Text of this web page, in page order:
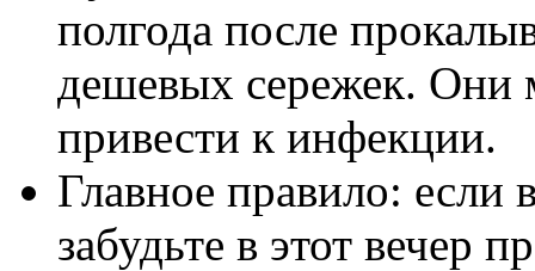
полгода после
дешевых сережек. Они
привести к инфекции.
Главное правило: если
забудьте в этот вечер